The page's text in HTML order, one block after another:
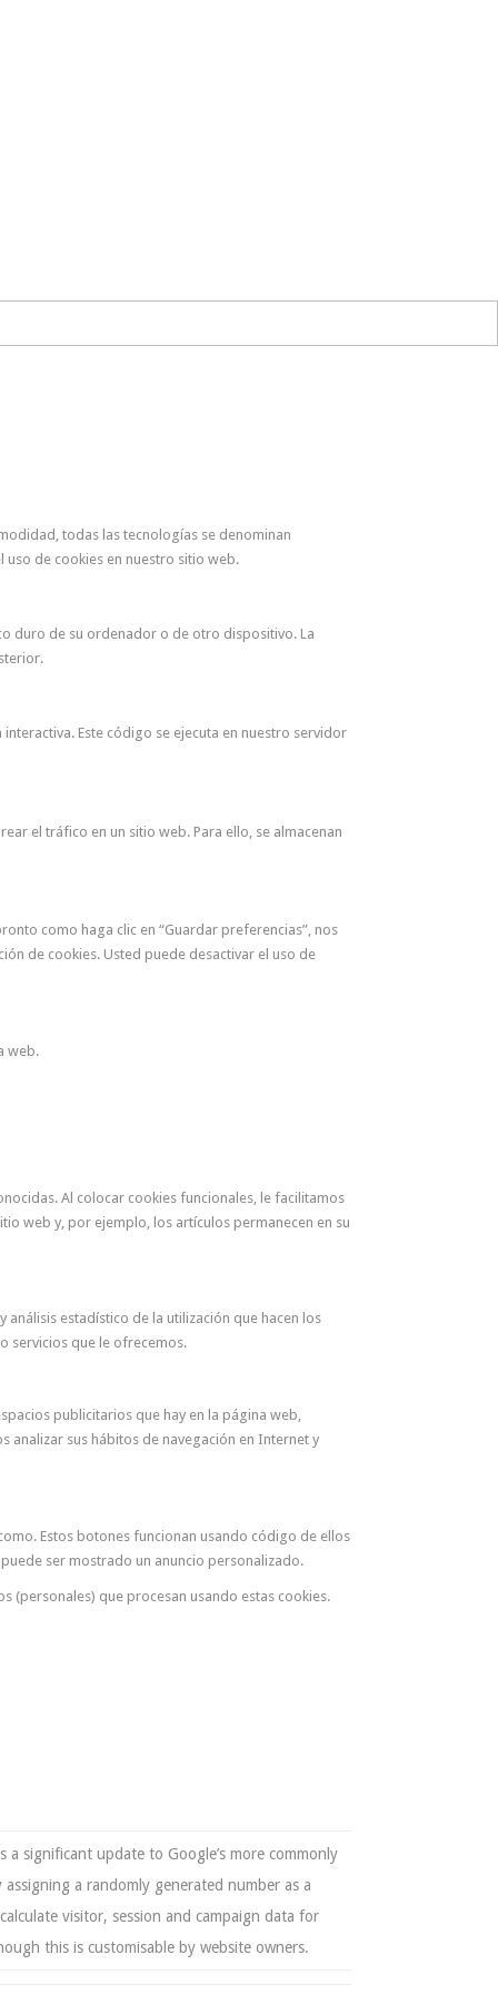
todas las tecnologías se denominan
uso de cookies en nuestro sitio web.
duro de su ordenador o de otro dispositivo. La
Este código se ejecuta en nuestro servidor
el tráfico en un sitio web. Para ello, se almacenan
como haga clic en “Guardar preferencias”, nos
de cookies. Usted puede desactivar el uso de
web.
Al colocar cookies funcionales, le facilitamos
web y, por ejemplo, los artículos permanecen en su
estadístico de la utilización que hacen los
servicios que le ofrecemos.
publicitarios que hay en la página web,
analizar sus hábitos de navegación en Internet y
Estos botones funcionan usando código de ellos
ser mostrado un anuncio personalizado.
(personales) que procesan usando estas cookies.
a significant update to Google’s more commonly
a randomly generated number as a
visitor, session and campaign data for
this is customisable by website owners.